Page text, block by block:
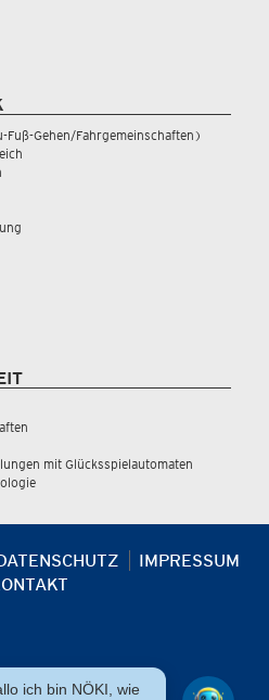
Gehen/Fahrgemeinschaften)
mit Glücksspielautomaten
IMPRESSUM
ich bin NÖKI, wie